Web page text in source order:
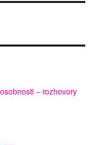
– rozhovory